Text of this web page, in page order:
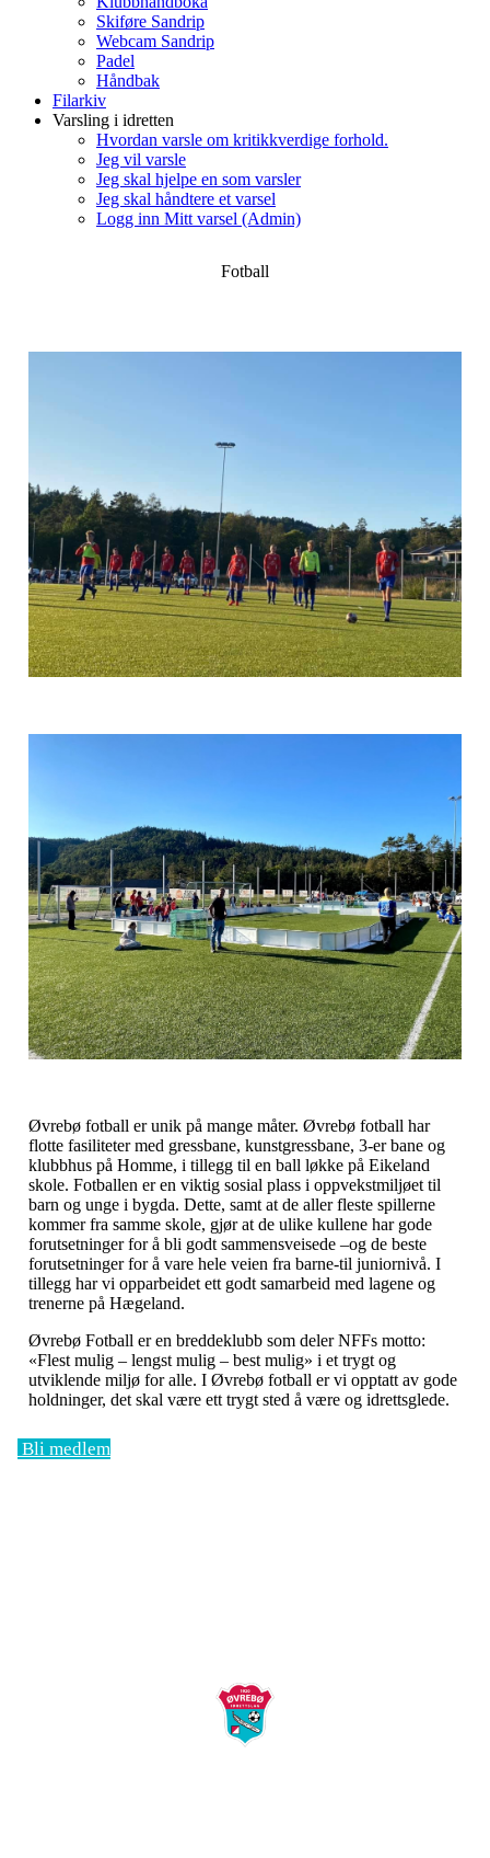
Skiføre Sandrip
Webcam Sandrip
Padel
Håndbak
Filarkiv
Varsling i idretten
Hvordan varsle om kritikkverdige forhold.
Jeg vil varsle
Jeg skal hjelpe en som varsler
Jeg skal håndtere et varsel
Logg inn Mitt varsel (Admin)
Fotball
Øvrebø fotball er unik på mange måter. Øvrebø fotball har
flotte fasiliteter med gressbane, kunstgressbane, 3-er bane og
klubbhus på Homme, i tillegg til en ball løkke på Eikeland
skole. Fotballen er en viktig sosial plass i oppvekstmiljøet til
barn og unge i bygda. Dette, samt at de aller fleste spillerne
kommer fra samme skole, gjør at de ulike kullene har gode
forutsetninger for å bli godt sammensveisede –og de beste
forutsetninger for å vare hele veien fra barne-til juniornivå. I
tillegg har vi opparbeidet ett godt samarbeid med lagene og
trenerne på Hægeland.
Øvrebø Fotball er en breddeklubb som deler NFFs motto:
«Flest mulig – lengst mulig – best mulig» i et trygt og
utviklende miljø for alle. I Øvrebø fotball er vi opptatt av gode
holdninger, det skal være ett trygt sted å være og idrettsglede.
Bli medlem